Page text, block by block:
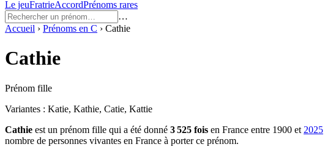
Le jeuFratrieAccordPrénoms rares
…
Accueil › Prénoms en C › Cathie
Cathie
Prénom fille
Variantes : Katie, Kathie, Catie, Kattie
Cathie est un prénom fille qui a été donné 3 525 fois en France entre 1900 et 2025
nombre de personnes vivantes en France à porter ce prénom.